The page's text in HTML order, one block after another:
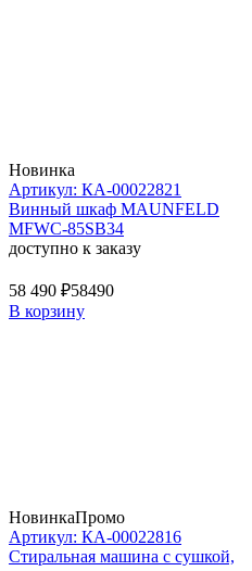
Новинка
Артикул: КА-00022821
Винный шкаф MAUNFELD
MFWC-85SB34
доступно к заказу
58 490 ₽58490
В корзину
НовинкаПромо
Артикул: КА-00022816
Стиральная машина c сушкой,